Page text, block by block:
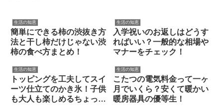
生活の知恵
簡単にできる柿の渋抜き方
法と干し柿だけじゃない渋
柿の食べ方まとめ！
生活の知恵
入学祝いのお返しはどうす
ればいい？一般的な相場や
マナーをチェック！
生活の知恵
トッピングを工夫してスイ
ーツ仕立てのかき氷！子供
も大人も楽しめるちょっと
生活の知恵
こたつの電気料金って一ヶ
月でいくら？安くて暖かい
暖房器具の優等生！